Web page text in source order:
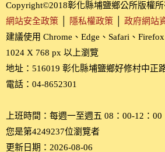
Copyright©2018彰化縣埔鹽鄉公所版權所
網站安全政策
隱私權政策
政府網站
建議使用 Chrome、Edge、Safari、
1024 X 768 px 以上瀏覽
地址：516019 彰化縣埔鹽鄉好修村中正
電話：04-8652301
上班時間：每週一至週五 08：00-12：
您是第4249237位瀏覽者
更新日期：2026-08-06